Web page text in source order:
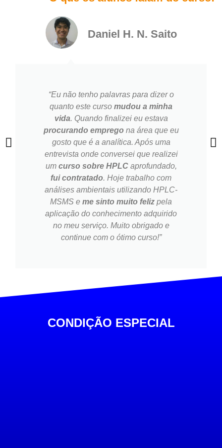
“Eu não tenho palavras para dizer o
quanto este curso mudou a minha
vida. Quando finalizei eu estava
procurando empregona área que eu
gosto que é a analítica. Após uma
entrevista onde conversei que realizei
um curso sobre HPLCaprofundado,
fui contratado. Hoje trabalho com
análises ambientais utilizando HPLC-
MSMS e me sinto muito feliz pela
aplicação do conhecimento adquirido
no meu serviço. Muito obrigado e
continue com o ótimo curso!”
Daniel H. N. Saito
CONDIÇÃO ESPECIAL